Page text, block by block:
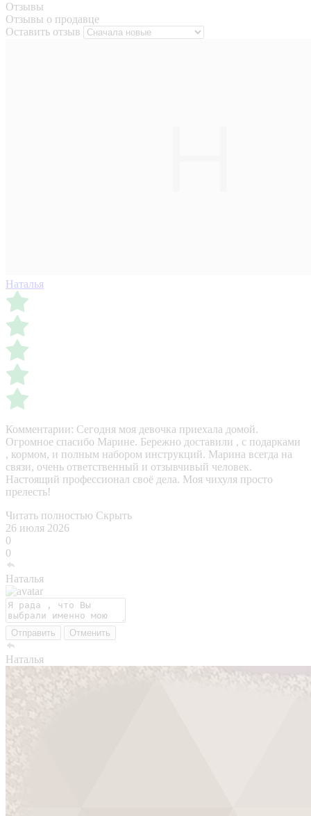
Отзывы
Отзывы о продавце
Оставить отзыв
Наталья
Комментарии: Сегодня моя девочка приехала домой.
Огромное спасибо Марине. Бережно доставили , с подарками
, кормом, и полным набором инструкций. Марина всегда на
связи, очень ответственный и отзывчивый человек.
Настоящий профессионал своё дела. Моя чихуля просто
прелесть!
Читать полностью Скрыть
26 июля 2026
0
0
Наталья
Отправить Отменить
Наталья